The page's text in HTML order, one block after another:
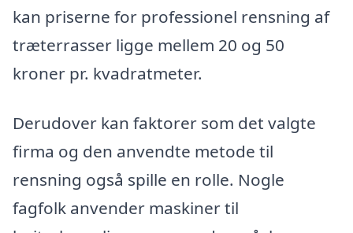
kan priserne for professionel rensning af
træterrasser ligge mellem 20 og 50
kroner pr. kvadratmeter.
Derudover kan faktorer som det valgte
firma og den anvendte metode til
rensning også spille en rolle. Nogle
fagfolk anvender maskiner til